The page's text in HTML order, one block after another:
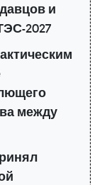
и
2027
между